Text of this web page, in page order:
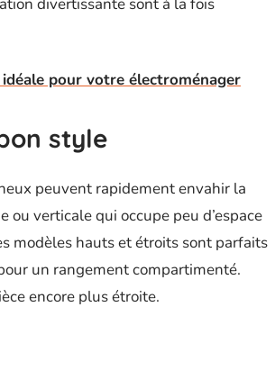
pour votre électroménager
style
peuvent rapidement envahir la
ou verticale qui occupe peu d’espace
modèles hauts et étroits sont parfaits
un rangement compartimenté.
encore plus étroite.